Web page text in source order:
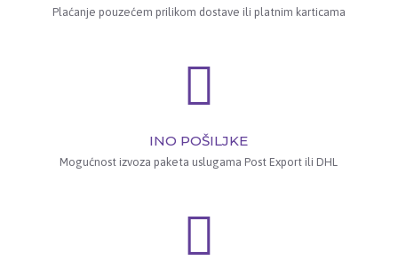
Plaćanje pouzećem prilikom dostave ili platnim karticama
INO POŠILJKE
Mogućnost izvoza paketa uslugama Post Export ili DHL